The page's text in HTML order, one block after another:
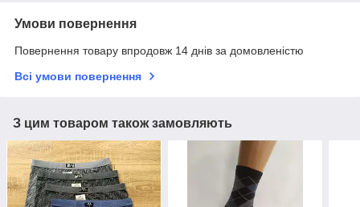
Умови повернення
Повернення товару впродовж 14 днів за домовленістю
Всі умови повернення
З цим товаром також замовляють